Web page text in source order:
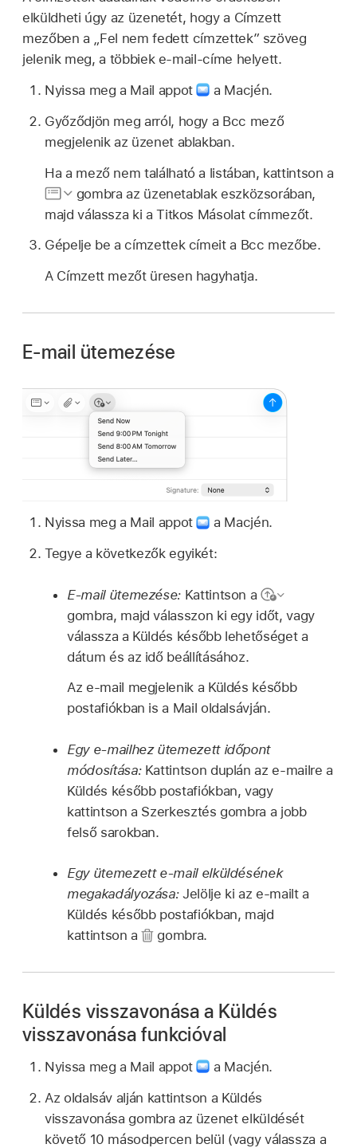
elküldheti úgy az üzenetét, hogy a Címzett
mezőben a „Fel nem fedett címzettek” szöveg
jelenik meg, a többiek e-mail-címe helyett.
Nyissa meg a Mail appot
a Macjén.
Győződjön meg arról, hogy a Bcc mező
megjelenik az üzenet ablakban.
Ha a mező nem található a listában, kattintson a
gombra az üzenetablak eszközsorában,
majd válassza ki a Titkos Másolat címmezőt.
Gépelje be a címzettek címeit a Bcc mezőbe.
A Címzett mezőt üresen hagyhatja.
E-mail ütemezése
Nyissa meg a Mail appot
a Macjén.
Tegye a következők egyikét:
E-mail ütemezése: Kattintson a
gombra, majd válasszon ki egy időt, vagy
válassza a Küldés később lehetőséget a
dátum és az idő beállításához.
Az e-mail megjelenik a Küldés később
postafiókban is a Mail oldalsávján.
Egy e-mailhez ütemezett időpont
módosítása:Kattintson duplán az e-mailre a
Küldés később postafiókban, vagy
kattintson a Szerkesztés gombra a jobb
felső sarokban.
Egy ütemezett e-mail elküldésének
megakadályozása:Jelölje ki az e-mailt a
Küldés később postafiókban, majd
kattintson a
gombra.
Küldés visszavonása a Küldés
visszavonása funkcióval
Nyissa meg a Mail appot
a Macjén.
Az oldalsáv alján kattintson a Küldés
visszavonása gombra az üzenet elküldését
követő 10 másodpercen belül (vagy válassza a